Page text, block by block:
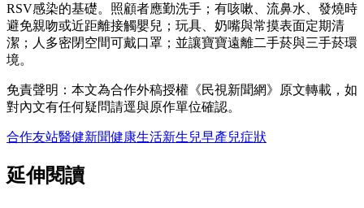
RSV感染的基礎。照顧者應勤洗手；有咳嗽、流鼻水、發燒時
避免親吻或近距離接觸嬰兒；玩具、奶嘴與常摸表面定期清
潔；人多密閉空間可戴口罩；並讓寶寶遠離二手菸與三手菸環
境。
免責聲明：本文為合作外稿授權《民視新聞網》原文轉載，如
對內文有任何疑問請逕與原作單位確認。
合作友站醫健新聞健康生活新生兒早產兒症狀
延伸閱讀